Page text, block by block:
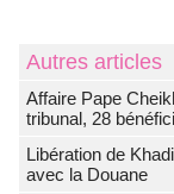
Autres articles
Affaire Pape
tribunal, 28
Libération de
avec la Douane